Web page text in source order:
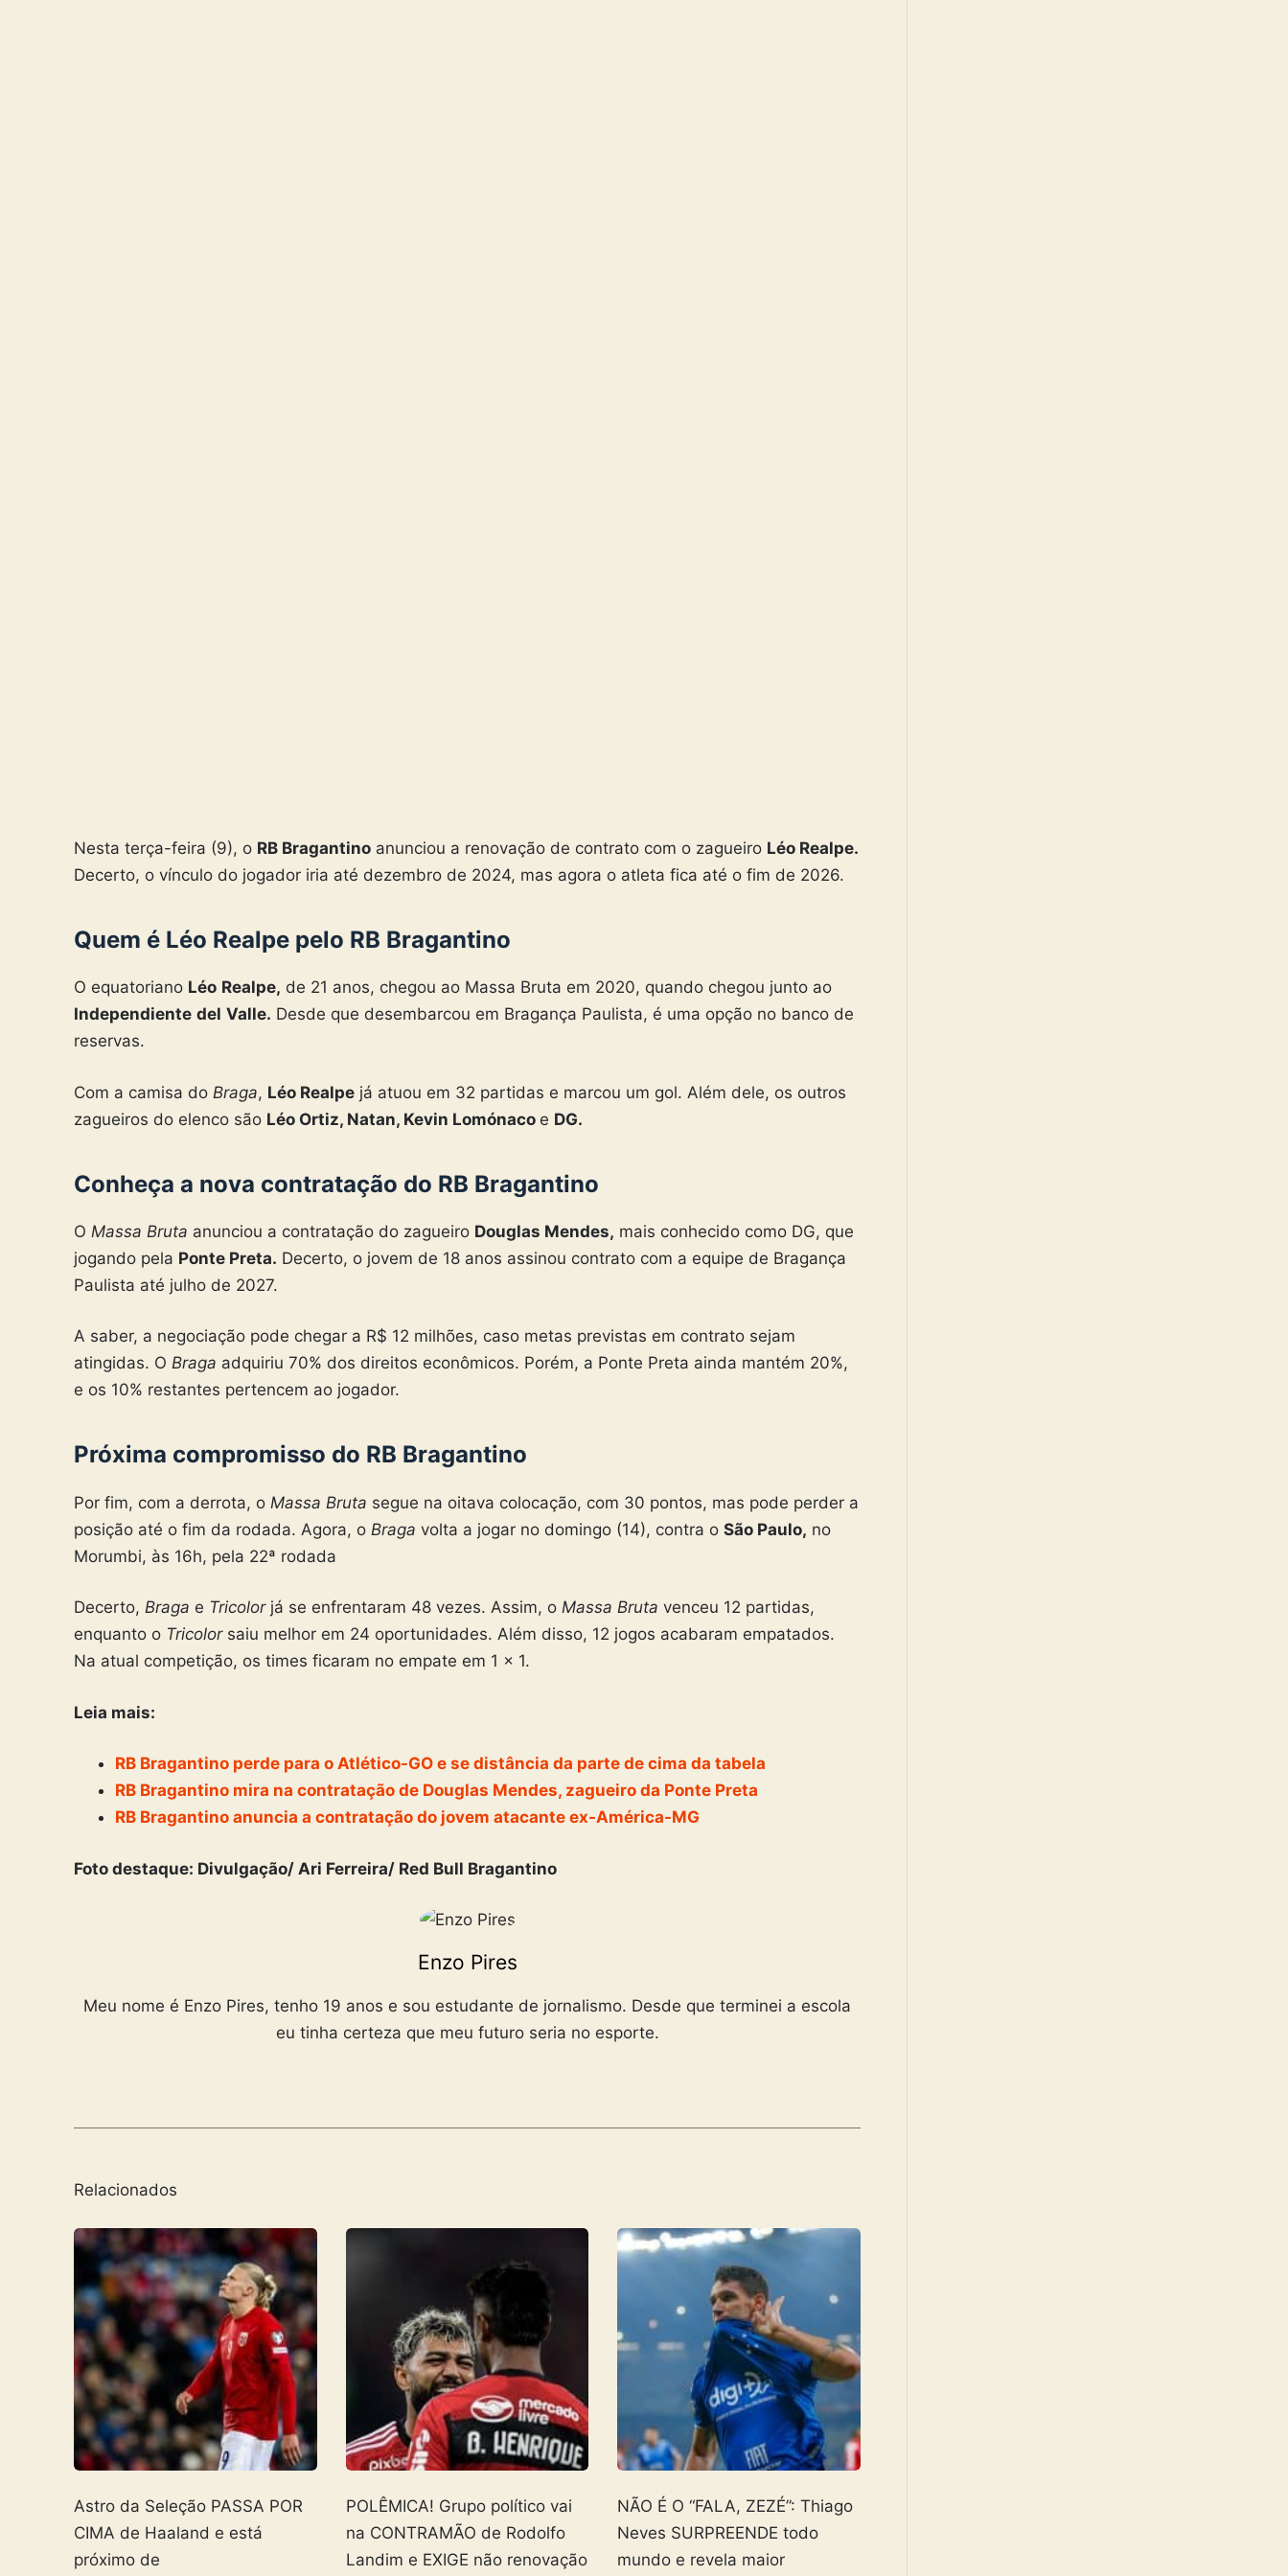
Nesta terça-feira (9), o RB Bragantino anunciou a renovação de contrato com o zagueiro Léo Realpe.
Decerto, o vínculo do jogador iria até dezembro de 2024, mas agora o atleta fica até o fim de 2026.
Quem é Léo Realpe pelo RB Bragantino
O equatoriano Léo Realpe, de 21 anos, chegou ao Massa Bruta em 2020, quando chegou junto ao
Independiente del Valle. Desde que desembarcou em Bragança Paulista, é uma opção no banco de
reservas.
Com a camisa do Braga, Léo Realpe já atuou em 32 partidas e marcou um gol. Além dele, os outros
zagueiros do elenco são Léo Ortiz, Natan, Kevin Lomónaco e DG.
Conheça a nova contratação do RB Bragantino
O Massa Bruta anunciou a contratação do zagueiro Douglas Mendes, mais conhecido como DG, que
jogando pela Ponte Preta. Decerto, o jovem de 18 anos assinou contrato com a equipe de Bragança
Paulista até julho de 2027.
A saber, a negociação pode chegar a R$ 12 milhões, caso metas previstas em contrato sejam
atingidas. O Braga adquiriu 70% dos direitos econômicos. Porém, a Ponte Preta ainda mantém 20%,
e os 10% restantes pertencem ao jogador.
Próxima compromisso do RB Bragantino
Por fim, com a derrota, o Massa Bruta segue na oitava colocação, com 30 pontos, mas pode perder a
posição até o fim da rodada. Agora, o Braga volta a jogar no domingo (14), contra o São Paulo, no
Morumbi, às 16h, pela 22ª rodada
Decerto, Braga e Tricolor já se enfrentaram 48 vezes. Assim, o Massa Bruta venceu 12 partidas,
enquanto o Tricolor saiu melhor em 24 oportunidades. Além disso, 12 jogos acabaram empatados.
Na atual competição, os times ficaram no empate em 1 x 1.
Leia mais:
RB Bragantino perde para o Atlético-GO e se distância da parte de cima da tabela
RB Bragantino mira na contratação de Douglas Mendes, zagueiro da Ponte Preta
RB Bragantino anuncia a contratação do jovem atacante ex-América-MG
Foto destaque: Divulgação/ Ari Ferreira/ Red Bull Bragantino
Enzo Pires
Meu nome é Enzo Pires, tenho 19 anos e sou estudante de jornalismo. Desde que terminei a escola
eu tinha certeza que meu futuro seria no esporte.
Relacionados
Astro da Seleção PASSA POR
CIMA de Haaland e está
próximo de
POLÊMICA! Grupo político vai
na CONTRAMÃO de Rodolfo
Landim e EXIGE não renovação
NÃO É O “FALA, ZEZÉ”: Thiago
Neves SURPREENDE todo
mundo e revela maior